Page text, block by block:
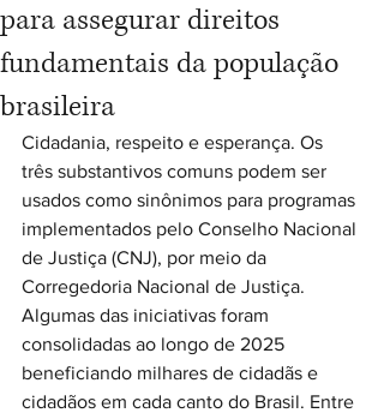
para assegurar direitos
fundamentais da população
brasileira
Cidadania, respeito e esperança. Os
três substantivos comuns podem ser
usados como sinônimos para programas
implementados pelo Conselho Nacional
de Justiça (CNJ), por meio da
Corregedoria Nacional de Justiça.
Algumas das iniciativas foram
consolidadas ao longo de 2025
beneficiando milhares de cidadãs e
cidadãos em cada canto do Brasil. Entre